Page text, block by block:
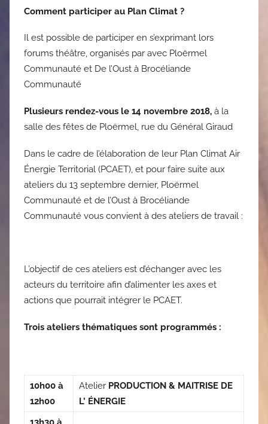
Comment participer au Plan Climat ?
Il est possible de participer en s’exprimant lors
forums théâtre, organisés par avec Ploërmel
Communauté et De l’Oust à Brocéliande
Communauté
Plusieurs rendez-vous le 14 novembre 2018, à la
salle des fêtes de Ploërmel, rue du Général Giraud
Dans le cadre de l’élaboration de leur Plan Climat Air
Énergie Territorial (PCAET), et pour faire suite aux
ateliers du 13 septembre dernier, Ploërmel
Communauté et de l’Oust à Brocéliande
Communauté vous convient à des ateliers de travail :
L’objectif de ces ateliers est d’échanger avec les
acteurs du territoire afin d’alimenter les axes et
actions que pourrait intégrer le PCAET.
Trois ateliers thématiques sont programmés :
10h00 à
12h00
Atelier PRODUCTION & MAITRISE DE
L’ ÉNERGIE